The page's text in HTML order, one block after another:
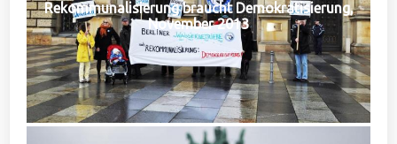
Rekommunalisierung braucht Demokratisierung,
November 2013